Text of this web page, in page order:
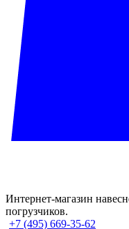
Интернет-магазин
погрузчиков.
+7 (495) 669-35-62